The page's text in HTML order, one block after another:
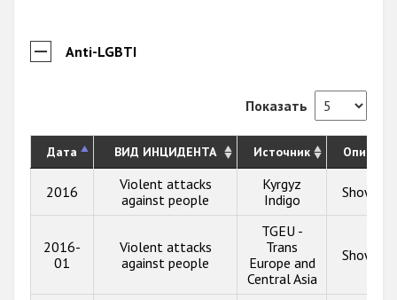
Anti-LGBTI
Показать
Дата ВИД ИНЦИДЕНТА Источник
2016
Violent attacks
against people
Kyrgyz
Indigo
Show
2016-
01
Violent attacks
against people
TGEU -
Trans
Europe and
Central Asia
Show